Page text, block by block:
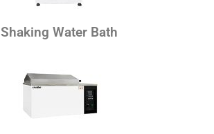
Shaking Water Bath